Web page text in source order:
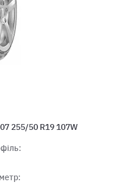
255/50 R19 107W